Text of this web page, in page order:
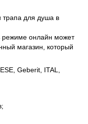
трапа для душа в
режиме онлайн может
магазин, который
Geberit, ITAL,